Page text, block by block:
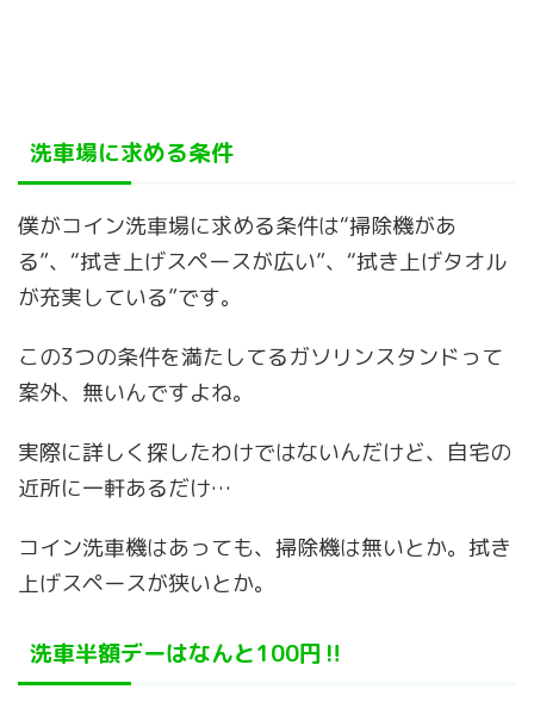
洗車場に求める条件
僕がコイン洗車場に求める条件は“掃除機があ
る”、“拭き上げスペースが広い”、“拭き上げタオル
が充実している”です。
この3つの条件を満たしてるガソリンスタンドって
案外、無いんですよね。
実際に詳しく探したわけではないんだけど、自宅の
近所に一軒あるだけ…
コイン洗車機はあっても、掃除機は無いとか。拭き
上げスペースが狭いとか。
洗車半額デーはなんと100円‼︎